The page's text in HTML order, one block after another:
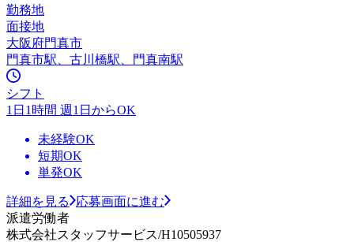
勤務地
面接地
大阪府門真市
門真市駅、古川橋駅、門真南駅
シフト
1日1時間 週1日からOK
未経験OK
短期OK
単発OK
詳細を見る
応募画面に進む
派遣労働者
株式会社スタッフサービス/H10505937